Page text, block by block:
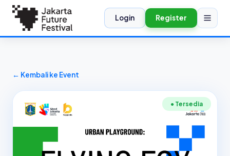
Login Register
← Kembali ke Event
● Tersedia